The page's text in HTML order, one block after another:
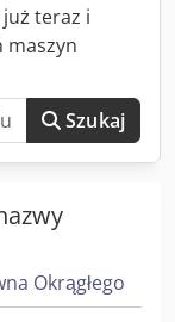
tnącymi •
2 pionowe
OPCJE
kreskowych •
check
teraz i
maszyn
Szukaj
Okrągłego